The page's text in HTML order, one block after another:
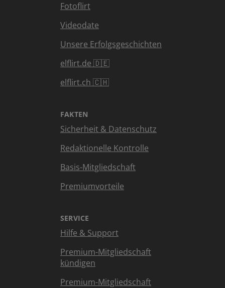
Fotoflirt
Videodate
Unsere Erfolgsgeschichten
elflirt.de 🇩🇪
elflirt.ch 🇨🇭
FAKTEN
Sicherheit & Datenschutz
Redaktionelle Kontrolle
Basis-Mitgliedschaft
Premiumvorteile
SERVICE
Hilfe & Support
Premium-Mitgliedschaft
kündigen
Premium-Mitgliedschaft